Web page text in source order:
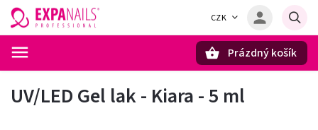
CZK
Prázdný košík
UV/LED Gel lak - Kiara - 5 ml